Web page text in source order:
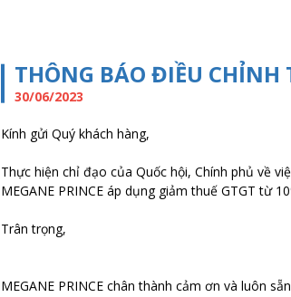
THÔNG BÁO ĐIỀU CHỈNH
30/06/2023
Kính gửi Quý khách hàng,
Thực hiện chỉ đạo của Quốc hội, Chính phủ về
MEGANE PRINCE áp dụng giảm thuế GTGT từ
Trân trọng,
MEGANE PRINCE chân thành cảm ơn và luôn